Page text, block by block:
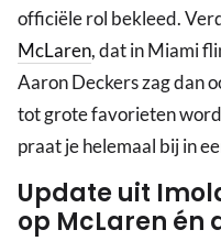
officiële rol bekleed.
McLaren, dat in Miami
Aaron Deckers zag dan
tot grote favorieten
praat je helemaal bij in
Update uit
op McLaren én